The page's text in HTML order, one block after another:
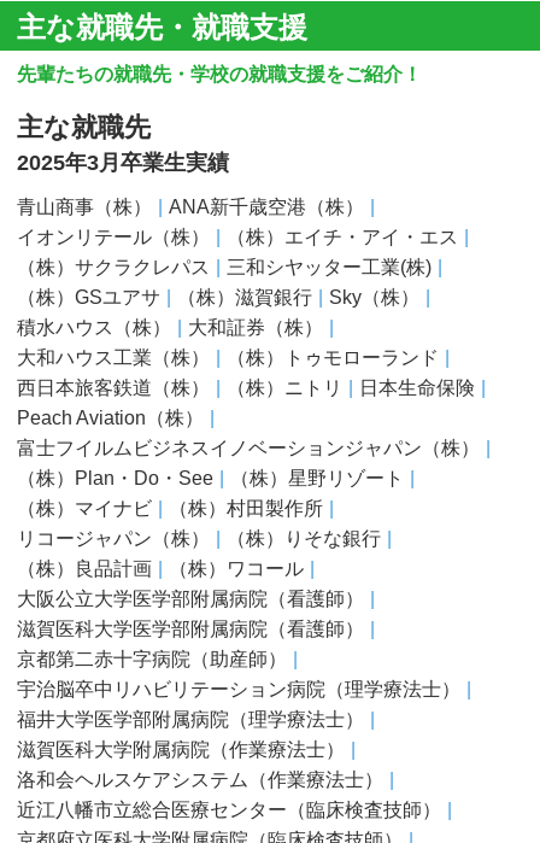
主な就職先・就職支援
先輩たちの就職先・学校の就職支援をご紹介！
主な就職先
2025年3月卒業生実績
青山商事（株）
ANA新千歳空港（株）
イオンリテール（株）
（株）エイチ・アイ・エス
（株）サクラクレパス
三和シヤッター工業(株)
（株）GSユアサ
（株）滋賀銀行
Sky（株）
積水ハウス（株）
大和証券（株）
大和ハウス工業（株）
（株）トゥモローランド
西日本旅客鉄道（株）
（株）ニトリ
日本生命保険
Peach Aviation（株）
富士フイルムビジネスイノベーションジャパン（株）
（株）Plan・Do・See
（株）星野リゾート
（株）マイナビ
（株）村田製作所
リコージャパン（株）
（株）りそな銀行
（株）良品計画
（株）ワコール
大阪公立大学医学部附属病院（看護師）
滋賀医科大学医学部附属病院（看護師）
京都第二赤十字病院（助産師）
宇治脳卒中リハビリテーション病院（理学療法士）
福井大学医学部附属病院（理学療法士）
滋賀医科大学附属病院（作業療法士）
洛和会ヘルスケアシステム（作業療法士）
近江八幡市立総合医療センター（臨床検査技師）